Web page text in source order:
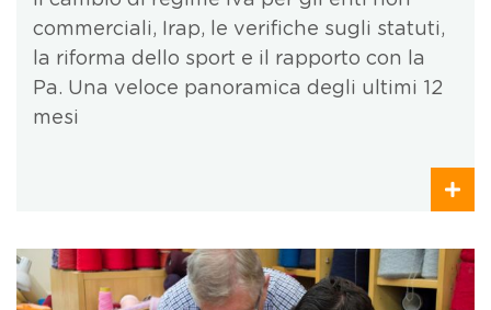
commerciali, Irap, le verifiche sugli statuti,
la riforma dello sport e il rapporto con la
Pa. Una veloce panoramica degli ultimi 12
mesi